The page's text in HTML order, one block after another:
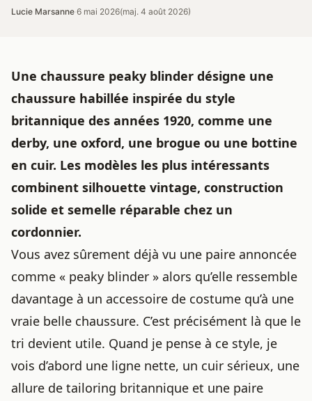
Lucie Marsanne·6 mai 2026(maj. 4 août 2026)
Une chaussure peaky blinder désigne une
chaussure habillée inspirée du style
britannique des années 1920, comme une
derby, une oxford, une brogue ou une bottine
en cuir. Les modèles les plus intéressants
combinent silhouette vintage, construction
solide et semelle réparable chez un
cordonnier.
Vous avez sûrement déjà vu une paire annoncée
comme « peaky blinder » alors qu’elle ressemble
davantage à un accessoire de costume qu’à une
vraie belle chaussure. C’est précisément là que le
tri devient utile. Quand je pense à ce style, je
vois d’abord une ligne nette, un cuir sérieux, une
allure de tailoring britannique et une paire